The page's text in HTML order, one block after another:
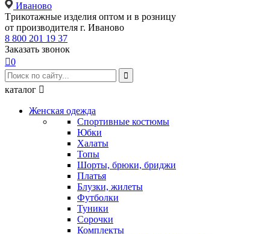
Иваново
Tрикотажные изделия оптом и в розницу
от производителя г. Иваново
8 800 201 19 37
Заказать звонок
0

каталог 
Женская одежда
Спортивные костюмы
Юбки
Халаты
Топы
Шорты, брюки, бриджи
Платья
Блузки, жилеты
Футболки
Туники
Сорочки
Комплекты